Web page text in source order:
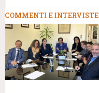
COMMENTI E INTERVISTE